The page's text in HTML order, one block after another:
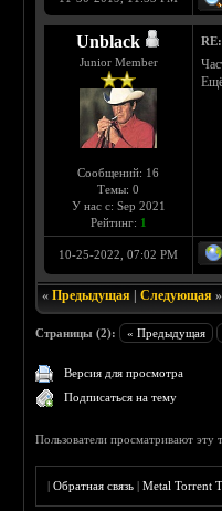
Unblack
Junior Member
Сообщений: 16
Темы: 0
У нас с: Sep 2021
Рейтинг: 1
10-25-2022, 07:02 PM
«Предыдущая |Следующая »
Страницы (2): « Предыдущая
Версия для просмотра
Подписаться на тему
Пользователи просматривают эту
|Обратная связь |Metal Torrent